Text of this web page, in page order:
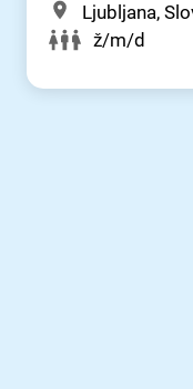
Ljubljana,
ž/m/d